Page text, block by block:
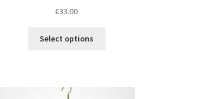
€33.00
Select options